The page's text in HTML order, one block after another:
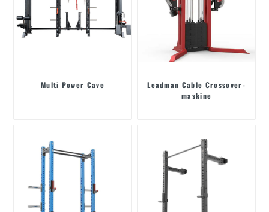
Multi Power Cave
Leadman Cable Crossover-
maskine